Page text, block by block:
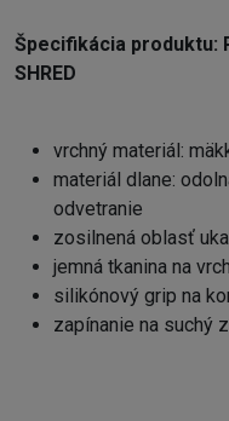
Špecifikácia produktu:
SHRED
vrchný materiál:
materiál dlane:
odvetranie
zosilnená oblasť
jemná tkanina na
silikónový grip na
zapínanie na suchý